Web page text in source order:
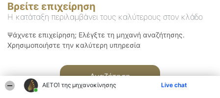
ΑΕΤΟΊ της μηχανοκίνησης Live chat
Βρείτε επιχείρηση
Η κατάταξη περιλαμβάνει τους καλύτερους στον κλάδο
Ψάχνετε επιχείρηση; Ελέγξτε τη μηχανή αναζήτησης.
Χρησιμοποιήστε την καλύτερη υπηρεσία
Αναζήτηση